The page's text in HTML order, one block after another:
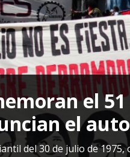
cómo entender el VIH en El
el
el
del 30 de julio de